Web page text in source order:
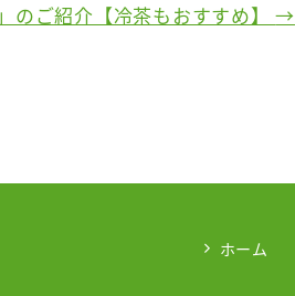
のご紹介【冷茶もおすすめ】→
ホーム